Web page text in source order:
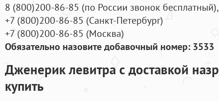
8 (800)200-86-85 (по России звонок бесплатный),
+7 (800)200-86-85 (Санкт-Петербург)
+7 (800)200-86-85 (Москва)
Обязательно назовите добавочный номер: 3533
Дженерик левитра с доставкой
купить